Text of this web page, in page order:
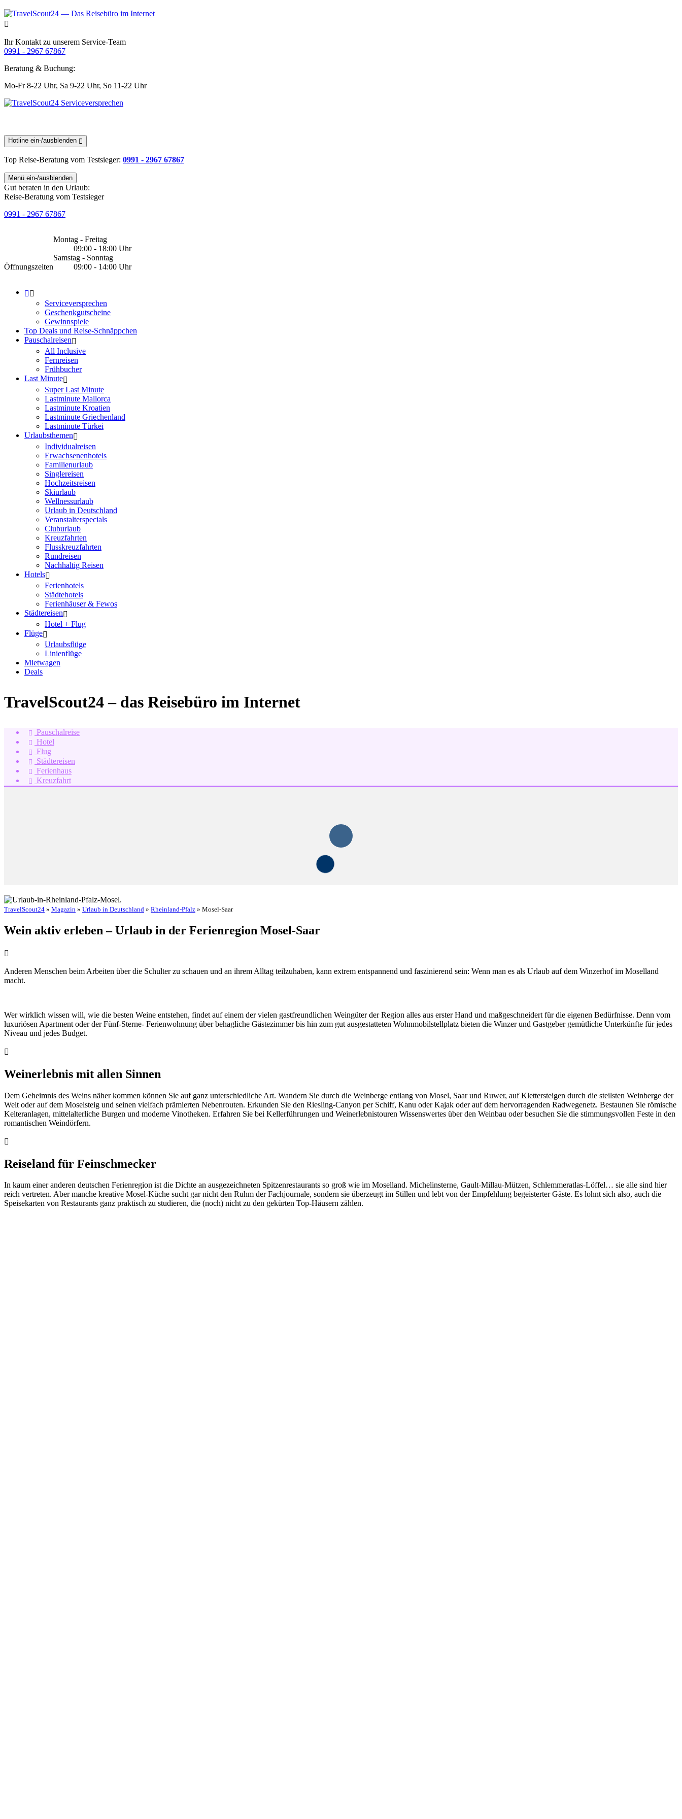
Ihr Kontakt zu unserem Service-Team
0991 - 2967 67867
Beratung & Buchung:
Mo-Fr 8-22 Uhr, Sa 9-22 Uhr, So 11-22 Uhr
Hotline ein-/ausblenden
Top Reise-Beratung vom Testsieger: 0991 - 2967 67867
Menü ein-/ausblenden
Gut beraten in den Urlaub:
Reise-Beratung vom Testsieger
0991 - 2967 67867
Öffnungszeiten
Montag - Freitag
09:00 - 18:00 Uhr
Samstag - Sonntag
09:00 - 14:00 Uhr
Serviceversprechen
Geschenkgutscheine
Gewinnspiele
Top Deals und Reise-Schnäppchen
Pauschalreisen
All Inclusive
Fernreisen
Frühbucher
Last Minute
Super Last Minute
Lastminute Mallorca
Lastminute Kroatien
Lastminute Griechenland
Lastminute Türkei
Urlaubsthemen
Individualreisen
Erwachsenenhotels
Familienurlaub
Singlereisen
Hochzeitsreisen
Skiurlaub
Wellnessurlaub
Urlaub in Deutschland
Veranstalterspecials
Cluburlaub
Kreuzfahrten
Flusskreuzfahrten
Rundreisen
Nachhaltig Reisen
Hotels
Ferienhotels
Städtehotels
Ferienhäuser & Fewos
Städtereisen
Hotel + Flug
Flüge
Urlaubsflüge
Linienflüge
Mietwagen
Deals
TravelScout24 – das Reisebüro im Internet
Pauschalreise
Hotel
Flug
Städtereisen
Ferienhaus
Kreuzfahrt
TravelScout24 » Magazin » Urlaub in Deutschland » Rheinland-Pfalz » Mosel-Saar
Wein aktiv erleben – Urlaub in der Ferienregion Mosel-Saar
Anderen Menschen beim Arbeiten über die Schulter zu schauen und an ihrem Alltag teilzuhaben, kann extrem entspannend und faszinierend sein: Wenn man es als Urlaub auf dem Winzerhof im Moselland
macht.
Wer wirklich wissen will, wie die besten Weine entstehen, findet auf einem der vielen gastfreundlichen Weingüter der Region alles aus erster Hand und maßgeschneidert für die eigenen Bedürfnisse. Denn vom
luxuriösen Apartment oder der Fünf-Sterne- Ferienwohnung über behagliche Gästezimmer bis hin zum gut ausgestatteten Wohnmobilstellplatz bieten die Winzer und Gastgeber gemütliche Unterkünfte für jedes
Niveau und jedes Budget.
Weinerlebnis mit allen Sinnen
Dem Geheimnis des Weins näher kommen können Sie auf ganz unterschiedliche Art. Wandern Sie durch die Weinberge entlang von Mosel, Saar und Ruwer, auf Klettersteigen durch die steilsten Weinberge der
Welt oder auf dem Moselsteig und seinen vielfach prämierten Nebenrouten. Erkunden Sie den Riesling-Canyon per Schiff, Kanu oder Kajak oder auf dem hervorragenden Radwegenetz. Bestaunen Sie römische
Kelteranlagen, mittelalterliche Burgen und moderne Vinotheken. Erfahren Sie bei Kellerführungen und Weinerlebnistouren Wissenswertes über den Weinbau oder besuchen Sie die stimmungsvollen Feste in den
romantischen Weindörfern.
Reiseland für Feinschmecker
In kaum einer anderen deutschen Ferienregion ist die Dichte an ausgezeichneten Spitzenrestaurants so groß wie im Moselland. Michelinsterne, Gault-Millau-Mützen, Schlemmeratlas-Löffel… sie alle sind hier
reich vertreten. Aber manche kreative Mosel-Küche sucht gar nicht den Ruhm der Fachjournale, sondern sie überzeugt im Stillen und lebt von der Empfehlung begeisterter Gäste. Es lohnt sich also, auch die
Speisekarten von Restaurants ganz praktisch zu studieren, die (noch) nicht zu den gekürten Top-Häusern zählen.